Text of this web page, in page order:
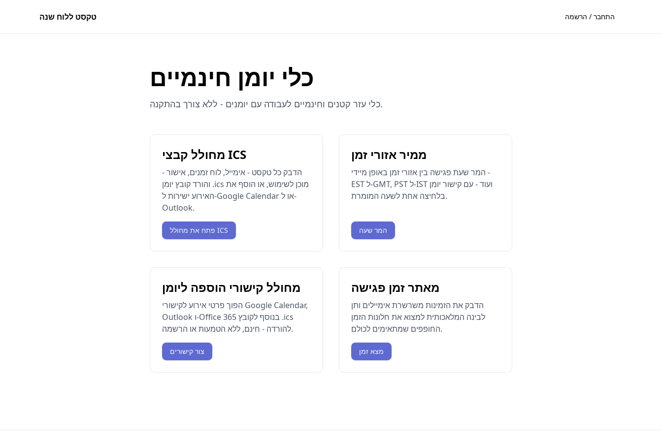
טקסט ללוח שנה התחבר / הרשמה
כלי יומן חינמיים
כלי עזר קטנים וחינמיים לעבודה עם יומנים - ללא צורך בהתקנה.
מחולל קבצי ICS
הדבק כל טקסט - אימייל, לוח זמנים, אישור -
והורד קובץ יומן .ics מוכן לשימוש, או הוסף את
האירוע ישירות ל-Google Calendar או ל-
Outlook.
פתח את מחולל ICS
ממיר אזורי זמן
המר שעת פגישה בין אזורי זמן באופן מיידי -
EST ל-GMT, PST ל-IST ועוד - עם קישור יומן
בלחיצה אחת לשעה המומרת.
המר שעה
מחולל קישורי הוספה ליומן
הפוך פרטי אירוע לקישורי Google Calendar,
Outlook ו-Office 365 בנוסף לקובץ .ics
להורדה - חינם, ללא הטמעות או הרשמה.
צור קישורים
מאתר זמן פגישה
הדבק את הזמינות משרשרת אימיילים ותן
לבינה המלאכותית למצוא את חלונות הזמן
החופפים שמתאימים לכולם.
מצא זמן